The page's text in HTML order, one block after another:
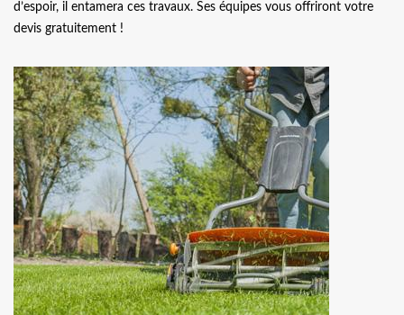
d’espoir, il entamera ces travaux. Ses équipes vous offriront votre
devis gratuitement !